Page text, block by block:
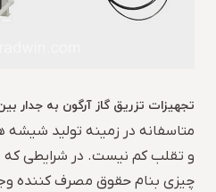
تجهیزات تزریق گاز آرگون به جدار
متاسفانه در زمینه تولید شیشه
و تقلب کم نیست. در شرایطی که
چیزی بنام حقوق مصرف کننده